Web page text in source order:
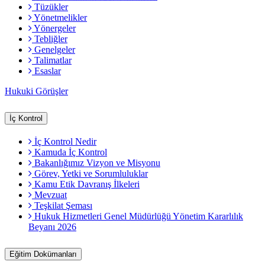
Tüzükler
Yönetmelikler
Yönergeler
Tebliğler
Genelgeler
Talimatlar
Esaslar
Hukuki Görüşler
İç Kontrol
İç Kontrol Nedir
Kamuda İç Kontrol
Bakanlığımız Vizyon ve Misyonu
Görev, Yetki ve Sorumluluklar
Kamu Etik Davranış İlkeleri
Mevzuat
Teşkilat Şeması
Hukuk Hizmetleri Genel Müdürlüğü Yönetim Kararlılık
Beyanı 2026
Eğitim Dokümanları